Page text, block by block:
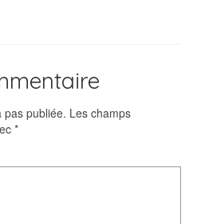
pas publiée. Les champs
*